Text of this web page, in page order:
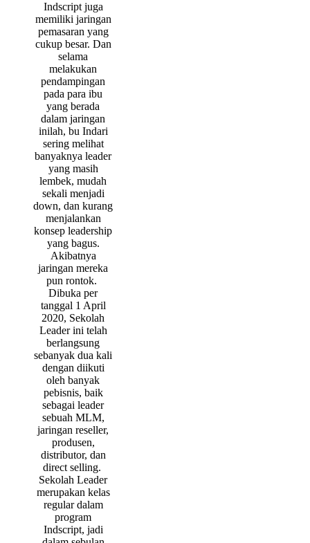
Indscript juga
memiliki jaringan
pemasaran yang
cukup besar. Dan
selama
melakukan
pendampingan
pada para ibu
yang berada
dalam jaringan
inilah, bu Indari
sering melihat
banyaknya leader
yang masih
lembek, mudah
sekali menjadi
down, dan kurang
menjalankan
konsep leadership
yang bagus.
Akibatnya
jaringan mereka
pun rontok.
Dibuka per
tanggal 1 April
2020, Sekolah
Leader ini telah
berlangsung
sebanyak dua kali
dengan diikuti
oleh banyak
pebisnis, baik
sebagai leader
sebuah MLM,
jaringan reseller,
produsen,
distributor, dan
direct selling.
Sekolah Leader
merupakan kelas
regular dalam
program
Indscript, jadi